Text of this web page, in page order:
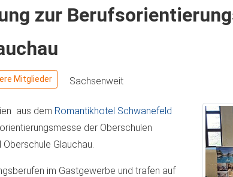
zur
Mitglieder Sachsenweit
aus dem Romantikhotel Schwanefeld
der Oberschulen
Glauchau.
im Gastgewerbe und trafen auf